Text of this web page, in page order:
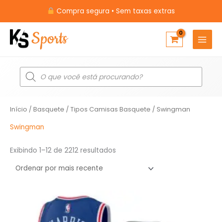
conteúdo
Compra segura • Sem taxas extras
Pesquisar
produtos
Início / Basquete / Tipos Camisas Basquete / Swingman
Swingman
Exibindo 1–12 de 2212 resultados
Classificado
por
preço
original
era:
preço
atual
é: